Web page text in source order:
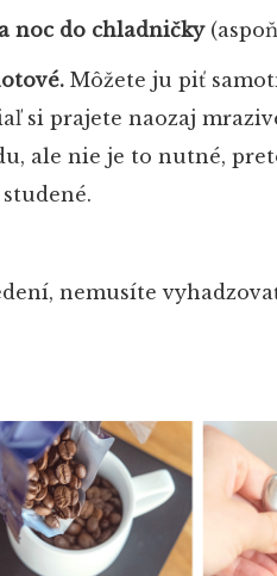
noc do chladničky
Môžete ju piť
si prajete naozaj
ale nie je to nutné,
nemusíte